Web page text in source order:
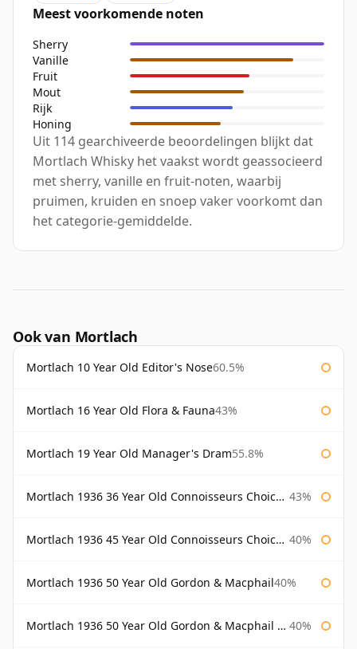
Meest voorkomende noten
Sherry
Vanille
Fruit
Mout
Rijk
Honing
Uit 114 gearchiveerde beoordelingen blijkt dat
Mortlach Whisky het vaakst wordt geassocieerd
met sherry, vanille en fruit-noten, waarbij
pruimen, kruiden en snoep vaker voorkomt dan
het categorie-gemiddelde.
Ook van Mortlach
Mortlach 10 Year Old Editor's Nose60.5%
Mortlach 16 Year Old Flora & Fauna43%
Mortlach 19 Year Old Manager's Dram55.8%
Mortlach 1936 36 Year Old Connoisseurs Choice Gordon & Macphail 43%
Mortlach 1936 45 Year Old Connoisseurs Choice Gordon & Macphail 40%
Mortlach 1936 50 Year Old Gordon & Macphail40%
Mortlach 1936 50 Year Old Gordon & Macphail 75cl 40%